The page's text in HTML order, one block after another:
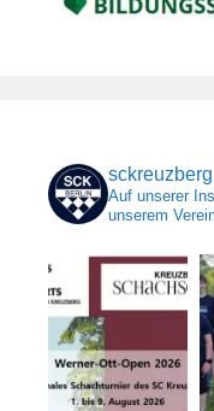
sckreuzberg
Auf unserer
unserem